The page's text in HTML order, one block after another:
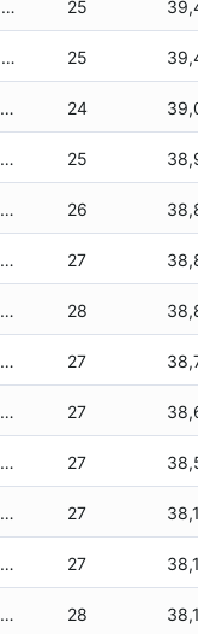
1,680 zł 25
1,680 zł 25
1,700 zł 24
1,700 zł 25
1,755 zł 26
1,755 zł 27
1,755 zł 28
1,755 zł 27
1,755 zł 27
1,755 zł 27
1,755 zł 27
1,755 zł 27
1,755 zł 28